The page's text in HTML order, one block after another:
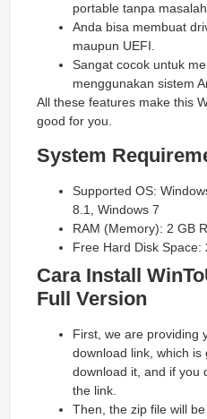
portable tanpa
Anda bisa membuat
maupun UEFI.
Sangat cocok untuk
menggunakan sistem
All these features make this
good for you.
System
Supported OS:
8.1, Windows 7
RAM (Memory): 2 GB
Free Hard Disk Space:
Cara Install
Full Version
First, we are providing
download link, which is
download it, and if you
the link.
Then, the zip file will